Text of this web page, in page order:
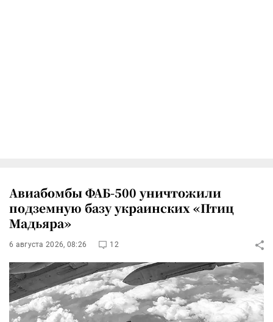
Авиабомбы ФАБ-500 уничтожили
подземную базу украинских «Птиц
Мадьяра»
6 августа 2026, 08:26 12